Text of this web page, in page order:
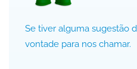
Se tiver alguma sugestão
vontade para nos chamar.